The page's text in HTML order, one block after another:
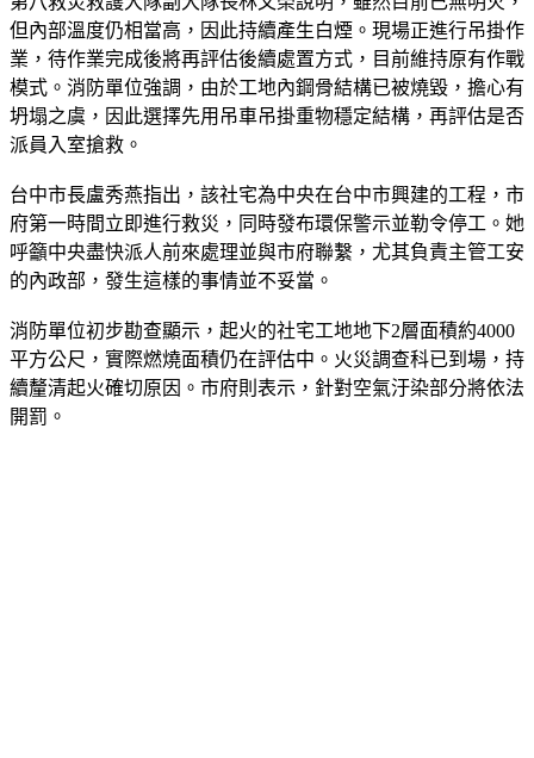
第八救災救護大隊副大隊長林文榮說明，雖然目前已無明火，
但內部溫度仍相當高，因此持續產生白煙。現場正進行吊掛作
業，待作業完成後將再評估後續處置方式，目前維持原有作戰
模式。消防單位強調，由於工地內鋼骨結構已被燒毀，擔心有
坍塌之虞，因此選擇先用吊車吊掛重物穩定結構，再評估是否
台中市長盧秀燕指出，該社宅為中央在台中市興建的工程，市
府第一時間立即進行救災，同時發布環保警示並勒令停工。她
呼籲中央盡快派人前來處理並與市府聯繫，尤其負責主管工安
消防單位初步勘查顯示，起火的社宅工地地下2層面積約4000
平方公尺，實際燃燒面積仍在評估中。火災調查科已到場，持
續釐清起火確切原因。市府則表示，針對空氣汙染部分將依法